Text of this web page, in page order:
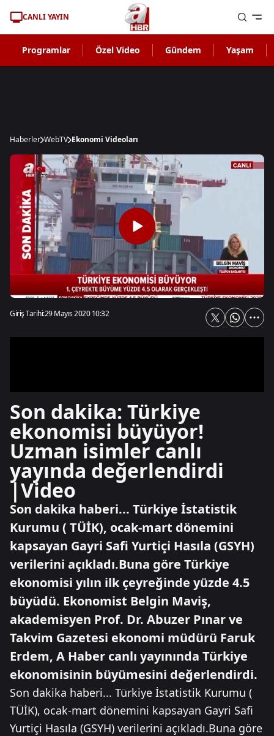
CANLI YAYIN
Programlar Özel Video Gündem Yaşam
Haberler WebTV Ekonomi Videoları
Giriş Tarihi:29 Mayıs 2020 10:32
Son dakika: Türkiye
ekonomisi büyüyor!
Uzman isimler canlı
yayında değerlendirdi
|Video
Son dakika haberi... Türkiye İstatistik
Kurumu ( TÜİK), ocak-mart dönemini
kapsayan Gayri Safi Yurtiçi Hasıla (GSYH)
verilerini açıkladı.Buna göre Türkiye
ekonomisi yılın ilk çeyreğinde yüzde 4.5
büyüdü. Ekonomist Belgin Maviş,
akademisyen Prof. Dr. Abuzer Pınar ve
Takvim Gazetesi ekonomi müdürü Faruk
Erdem, A Haber canlı yayınında Türkiye
ekonomisinin büyümesini değerlendirdi.
Son dakika haberi... Türkiye İstatistik Kurumu (
TÜİK), ocak-mart dönemini kapsayan Gayri Safi
Yurtiçi Hasıla (GSYH) verilerini açıkladı.Buna göre